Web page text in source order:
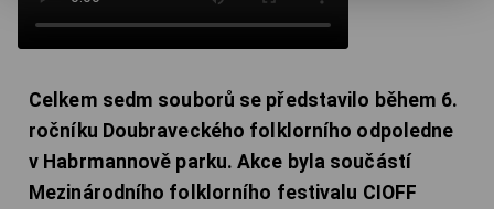
Celkem sedm souborů se představilo během 6.
ročníku Doubraveckého folklorního odpoledne
v Habrmannově parku. Akce byla součástí
Mezinárodního folklorního festivalu CIOFF